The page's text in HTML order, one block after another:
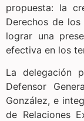
propuesta: la
Derechos de
lograr una
efectiva en los
La delegación
Defensor
González, e
de Relaciones